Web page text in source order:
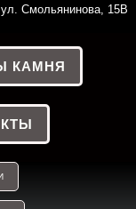
ул. Смольянинова, 15В
КАМНЯ